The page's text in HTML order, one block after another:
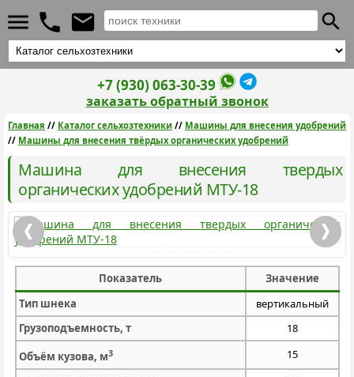
+7 (930) 063-30-39
заказать обратный звонок
Главная // Каталог сельхозтехники // Машины для внесения удобрений
// Машины для внесения твёрдых органических удобрений
Машина для внесения твердых
органических удобрений МТУ-18
Показатель
Значение
Тип шнека
вертикальный
Грузоподъемность, т
18
Объём кузова, м3
15